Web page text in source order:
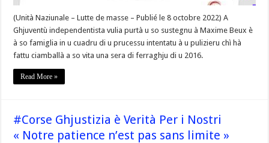
(Unità Naziunale – Lutte de masse – Publié le 8 octobre 2022) A
Ghjuventù independentista vulia purtà u so sustegnu à Maxime Beux è
à so famiglia in u cuadru di u prucessu intentatu à u pulizieru chì hà
fattu ciamballà a so vita una sera di ferraghju di u 2016.
Read More »
#Corse Ghjustizia è Verità Per i Nostri
« Notre patience n’est pas sans limite »